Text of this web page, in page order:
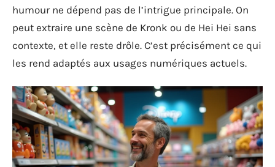
humour ne dépend pas de l’intrigue principale. On
peut extraire une scène de Kronk ou de Hei Hei sans
contexte, et elle reste drôle. C’est précisément ce qui
les rend adaptés aux usages numériques actuels.